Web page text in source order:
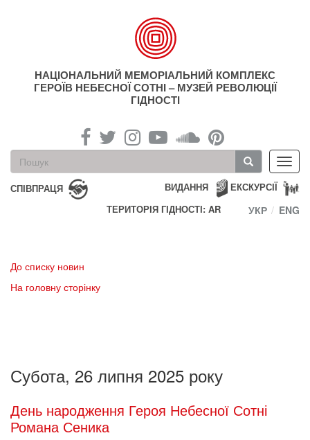
НАЦІОНАЛЬНИЙ МЕМОРІАЛЬНИЙ КОМПЛЕКС
ГЕРОЇВ НЕБЕСНОЇ СОТНІ – МУЗЕЙ РЕВОЛЮЦІЇ
ГІДНОСТІ
Пошукова
форма
Пошук
СПІВПРАЦЯ ЕКСКУРСІЇ
ВИДАННЯ
ТЕРИТОРІЯ ГІДНОСТІ: AR
УКР ENG
До списку новин
На головну сторінку
Субота, 26 липня 2025 року
День народження Героя Небесної Сотні
Романа Сеника